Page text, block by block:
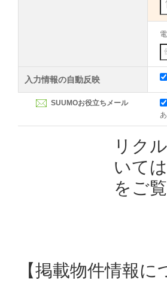
入力情報の自動反映
SUUMOお役立ちメール
リク
いては
をご
【掲載物件情報に